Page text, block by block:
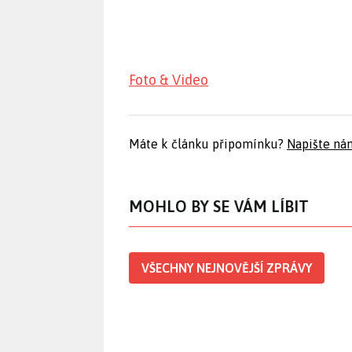
Foto & Video
Máte k článku připomínku? Napište
MOHLO BY SE VÁM LÍBIT
VŠECHNY NEJNOVĚJŠÍ ZPRÁVY